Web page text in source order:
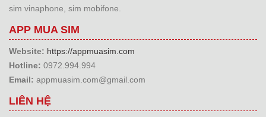
sim vinaphone, sim mobifone.
APP MUA SIM
Website: https://appmuasim.com
Hotline: 0972.994.994
Email: appmuasim.com@gmail.com
LIÊN HỆ